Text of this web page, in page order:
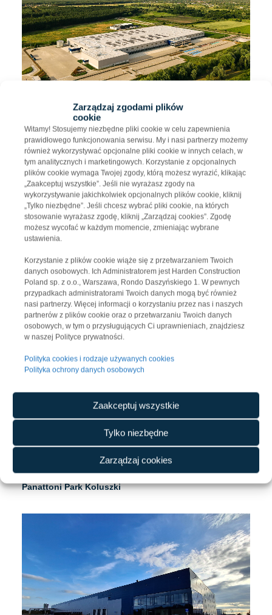
Zarządzaj zgodami plików
cookie
Witamy! Stosujemy niezbędne pliki cookie w celu zapewnienia
prawidłowego funkcjonowania serwisu. My i nasi partnerzy możemy
również wykorzystywać opcjonalne pliki cookie w innych celach, w
tym analitycznych i marketingowych. Korzystanie z opcjonalnych
plików cookie wymaga Twojej zgody, którą możesz wyrazić, klikając
„Zaakceptuj wszystkie”. Jeśli nie wyrażasz zgody na
wykorzystywanie jakichkolwiek opcjonalnych plików cookie, kliknij
„Tylko niezbędne”. Jeśli chcesz wybrać pliki cookie, na których
stosowanie wyrażasz zgodę, kliknij „Zarządzaj cookies”. Zgodę
możesz wycofać w każdym momencie, zmieniając wybrane
ustawienia.
Korzystanie z plików cookie wiąże się z przetwarzaniem Twoich
danych osobowych. Ich Administratorem jest Harden Construction
Poland sp. z o.o., Warszawa, Rondo Daszyńskiego 1. W pewnych
przypadkach administratorami Twoich danych mogą być również
nasi partnerzy. Więcej informacji o korzystaniu przez nas i naszych
partnerów z plików cookie oraz o przetwarzaniu Twoich danych
osobowych, w tym o przysługujących Ci uprawnieniach, znajdziesz
w naszej Polityce prywatności.
Polityka cookies i rodzaje używanych cookies
Polityka ochrony danych osobowych
Zaakceptuj wszystkie
Tylko niezbędne
Zarządzaj cookies
Panattoni Park Szczecin Dunikowo
Panattoni Park Grodzisk V
Panattoni Park Koluszki